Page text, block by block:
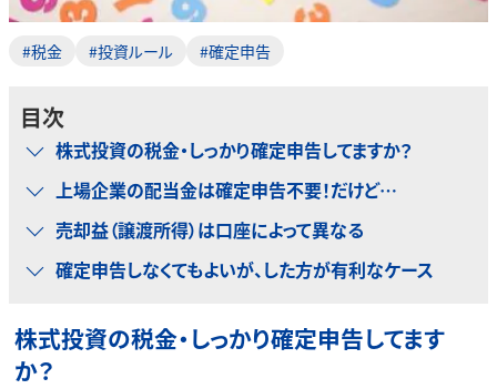
#税金 #投資ルール #確定申告
目次
株式投資の税金・しっかり確定申告してますか？
上場企業の配当金は確定申告不要！だけど…
売却益（譲渡所得）は口座によって異なる
確定申告しなくてもよいが、した方が有利なケース
株式投資の税金・しっかり確定申告してます
か？